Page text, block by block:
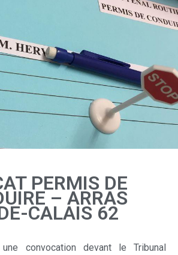
PERMIS DE
– ARRAS
CALAIS 62
convocation devant le Tribunal